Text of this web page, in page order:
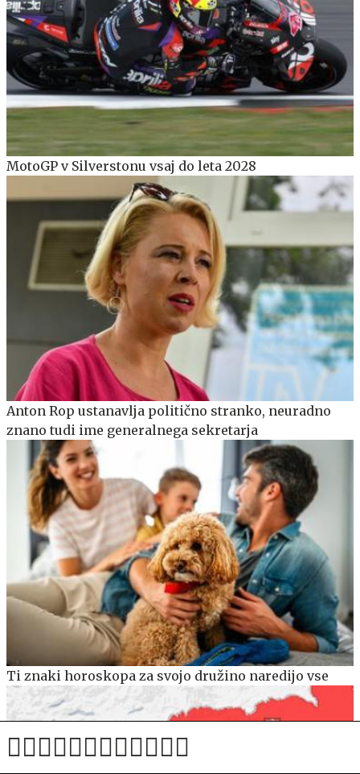
MotoGP v Silverstonu vsaj do leta 2028
Anton Rop ustanavlja politično stranko, neuradno
znano tudi ime generalnega sekretarja
Ti znaki horoskopa za svojo družino naredijo vse